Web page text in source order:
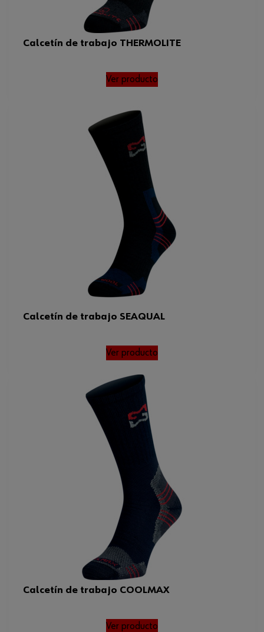
Calcetín de trabajo THERMOLITE
Ver producto
Calcetín de trabajo SEAQUAL
Ver producto
Calcetín de trabajo COOLMAX
Ver producto